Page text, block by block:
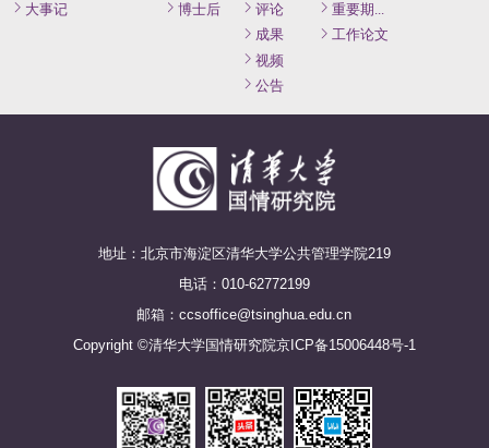
大事记
博士后
评论
成果
视频
公告
工作论文
地址：北京市海淀区清华大学公共管理学院219
电话：010-62772199
邮箱：ccsoffice@tsinghua.edu.cn
Copyright ©清华大学国情研究院京ICP备15006448号-1